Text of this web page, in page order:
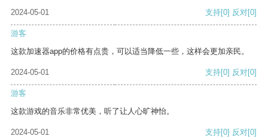
2024-05-01 支持[0] 反对[0]
游客
这款加速器app的价格有点贵，可以适当降低一些，这样会更加亲民。
2024-05-01 支持[0] 反对[0]
游客
这款游戏的音乐非常优美，听了让人心旷神怡。
2024-05-01 支持[0] 反对[0]